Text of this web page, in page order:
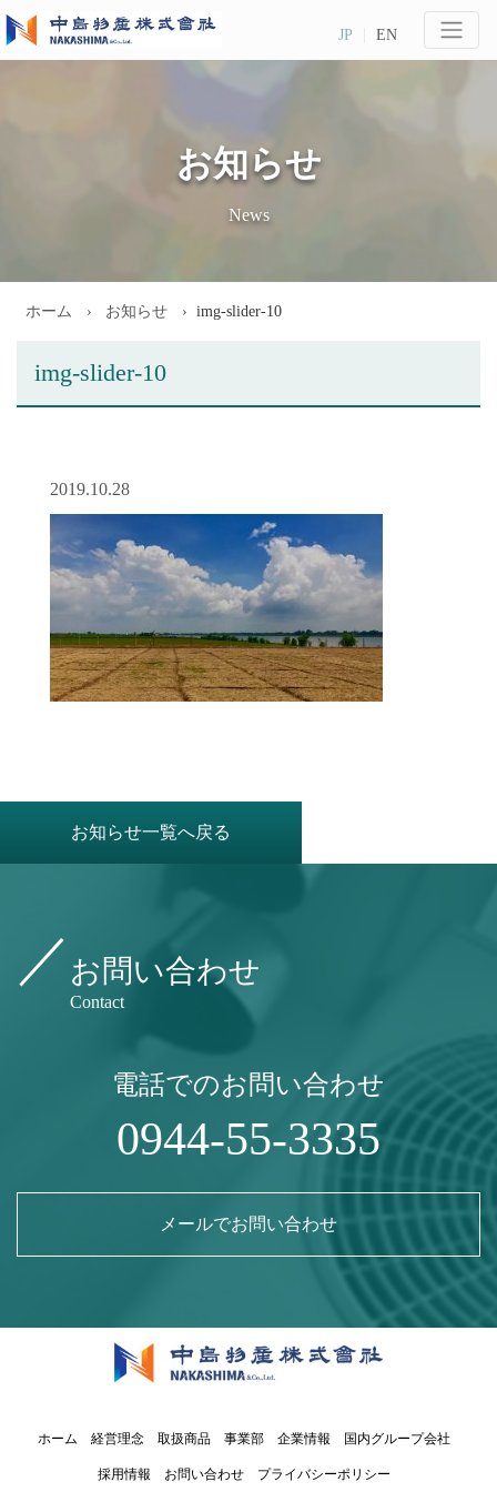
EN
JP
お知らせ
News
ホーム お知らせ img-slider-10
img-slider-10
2019.10.28
お知らせ一覧へ戻る
お問い合わせ
Contact
電話でのお問い合わせ
0944-55-3335
メールでお問い合わせ
ホーム 経営理念 取扱商品 事業部 企業情報 国内グループ会社
採用情報 お問い合わせ プライバシーポリシー